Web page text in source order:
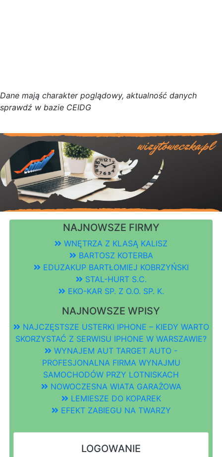
Dane mają charakter poglądowy, aktualność danych
sprawdź w bazie CEIDG
NAJNOWSZE FIRMY
WNĘTRZA Z KLASĄ KALISZ
BARTOSZ KOTERBA
EDUZAKUP BARTŁOMIEJ KOBRZYŃSKI
STAL-HURT S.C.
EKO-KAR SP. Z O.O. SP. K.
NAJNOWSZE WPISY
NAJCZĘSTSZE USTERKI IPHONE – KIEDY WARTO
SKORZYSTAĆ Z SERWISU IPHONE W WARSZAWIE?
WYNAJEM AUT TARGET AUTO -
PROFESJONALNA FIRMA WYNAJMU
SAMOCHODÓW PRZY LOTNISKACH
NOWOCZESNA WIATA GARAŻOWA
LEMIESZE DO KOPAREK
EFEKT ZABIEGU NA TWARZY
LOGOWANIE